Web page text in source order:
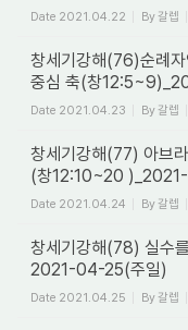
Date 2021.04.22 By갈렙
창세기강해(76)순례자
중심 축(창
Date 2021.04.23 By갈렙
창세기강해(77) 아브
(창12:10~20
Date 2021.04.24 By갈렙
창세기강해(78) 실수
2021-04-25(주일)
Date 2021.04.25 By갈렙